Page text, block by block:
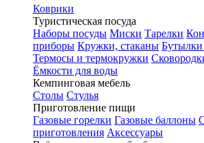
Коврики
Туристическая посуда
Наборы посуды Миски Тарелки
приборы Кружки, стаканы
Термосы и термокружки
Ёмкости для воды
Кемпинговая мебель
Столы Стулья
Приготовление пищи
Газовые горелки Газовые баллоны
приготовления Аксессуары